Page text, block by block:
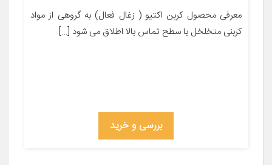
معرفی محصول کربن اکتیو ( زغال فعال) به گروهی از مواد
کربنی متخلخل با سطح تماس بالا اطلاق می شود […]
بررسی و خرید